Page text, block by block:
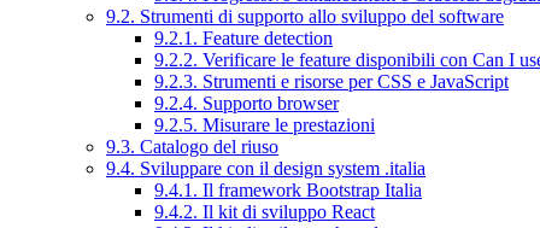
9.2. Strumenti di supporto allo sviluppo del software
9.2.1. Feature detection
9.2.2. Verificare le feature disponibili con Can I
9.2.3. Strumenti e risorse per CSS e JavaScript
9.2.4. Supporto browser
9.2.5. Misurare le prestazioni
9.3. Catalogo del riuso
9.4. Sviluppare con il design system .italia
9.4.1. Il framework Bootstrap Italia
9.4.2. Il kit di sviluppo React